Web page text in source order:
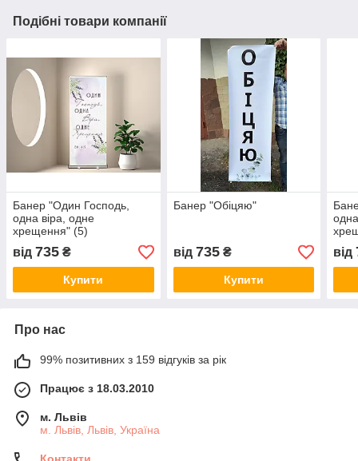
Подібні товари компанії
Банер "Один Господь,
одна віра, одне
хрещення" (5)
від 735 ₴
Купити
Банер "Обіцяю"
від 735₴
Купити
від
Про нас
99% позитивних з 159 відгуків за рік
Працює з 18.03.2010
м. Львів
м. Львів, Львів, Україна